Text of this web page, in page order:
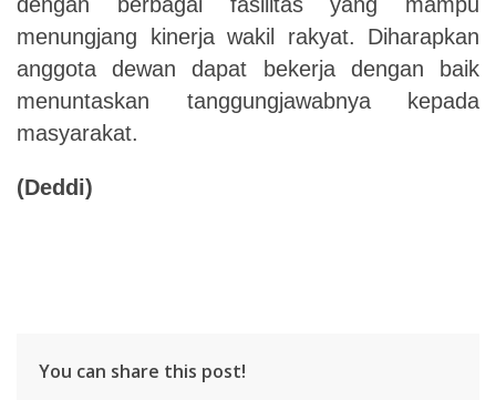
menungjang kinerja wakil rakyat. Diharapkan
anggota dewan dapat bekerja dengan baik
menuntaskan tanggungjawabnya kepada
masyarakat.
(Deddi)
You can share this post!